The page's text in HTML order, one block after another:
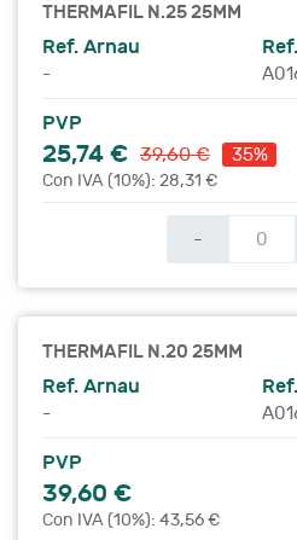
THERMAFIL N.25 25MM
Ref. Arnau
-
PVP
25,74 € 39,60 €
35%
Con IVA (10%): 28,31 €
-
THERMAFIL N.20 25MM
Ref. Arnau
-
PVP
39,60 €
Con IVA (10%): 43,56 €